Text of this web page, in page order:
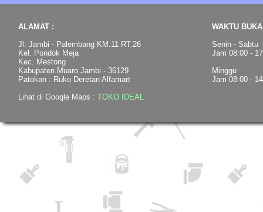
ALAMAT :
Jl. Jambi - Palembang KM.11 RT.26
Kel. Pondok Meja
Kec. Mestong
Kabupaten Muaro Jambi - 36129
Patokan : Ruko Deretan Alfamart
Lihat di Google Maps : TOKO IDEAL
WAKTU
Senin - Sabtu
Jam 08:00 -
Minggu
Jam 08:00 -